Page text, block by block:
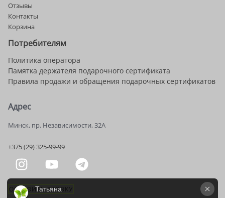
Отзывы
Контакты
Корзина
Потребителям
Политика оператора
Памятка держателя подарочного сертификата
Правила продажи и обращения подарочных сертификатов
Адрес
Минск, пр. Независимости, 32А
+375 (29) 325-99-99
ОСТАВИТЬ ЗАЯВКУ
Татьяна